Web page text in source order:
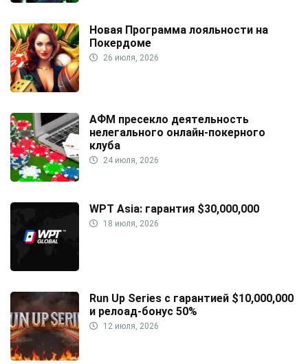
Новая Программа лояльности на
Покердоме
26 июля, 2026
АФМ пресекло деятельность
нелегального онлайн-покерного
клуба
24 июля, 2026
WPT Asia: гарантия $30,000,000
18 июля, 2026
Run Up Series с гарантией $10,000,000
и релоад-бонус 50%
12 июля, 2026